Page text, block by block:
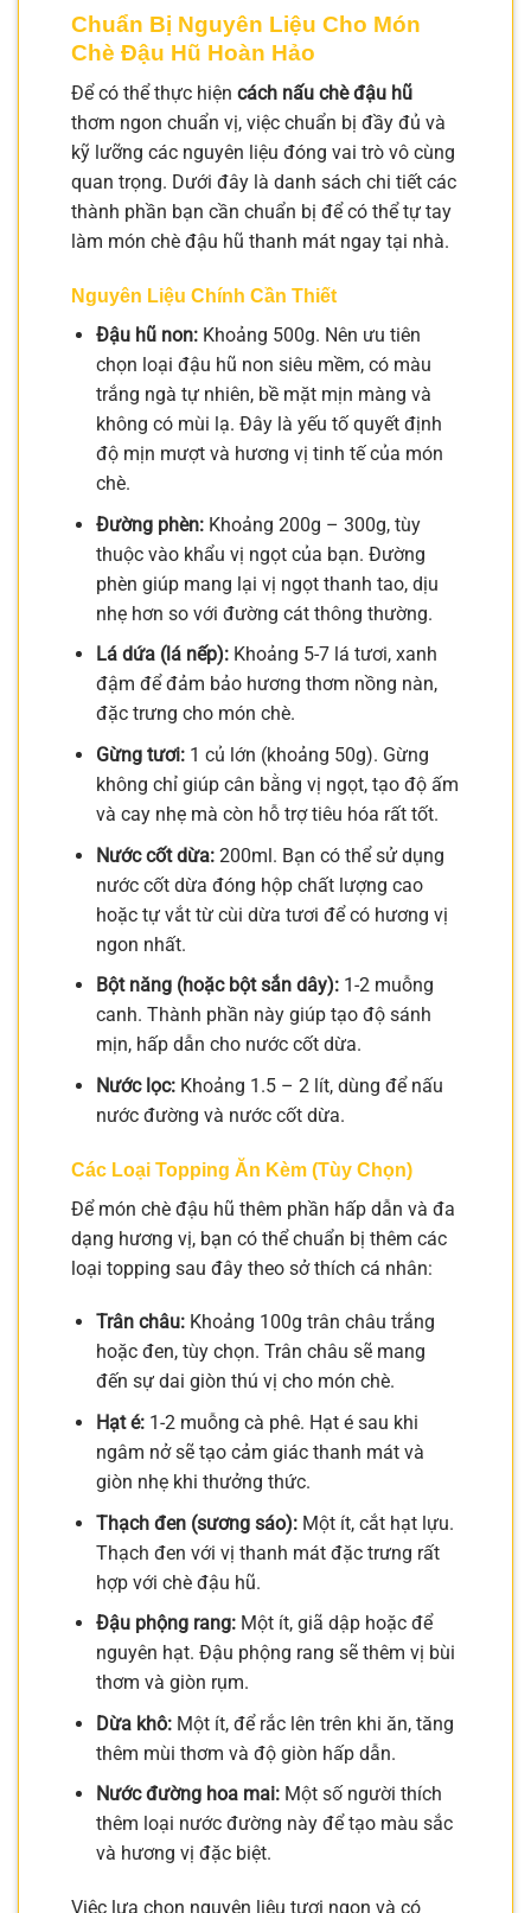
Chuẩn Bị Nguyên Liệu Cho Món
Chè Đậu Hũ Hoàn Hảo
Để có thể thực hiện cách nấu chè đậu hũ
thơm ngon chuẩn vị, việc chuẩn bị đầy đủ và
kỹ lưỡng các nguyên liệu đóng vai trò vô cùng
quan trọng. Dưới đây là danh sách chi tiết các
thành phần bạn cần chuẩn bị để có thể tự tay
làm món chè đậu hũ thanh mát ngay tại nhà.
Nguyên Liệu Chính Cần Thiết
Đậu hũ non:Khoảng 500g. Nên ưu tiên
chọn loại đậu hũ non siêu mềm, có màu
trắng ngà tự nhiên, bề mặt mịn màng và
không có mùi lạ. Đây là yếu tố quyết định
độ mịn mượt và hương vị tinh tế của món
chè.
Đường phèn:Khoảng 200g – 300g, tùy
thuộc vào khẩu vị ngọt của bạn. Đường
phèn giúp mang lại vị ngọt thanh tao, dịu
nhẹ hơn so với đường cát thông thường.
Lá dứa (lá nếp):Khoảng 5-7 lá tươi, xanh
đậm để đảm bảo hương thơm nồng nàn,
đặc trưng cho món chè.
Gừng tươi:1 củ lớn (khoảng 50g). Gừng
không chỉ giúp cân bằng vị ngọt, tạo độ ấm
và cay nhẹ mà còn hỗ trợ tiêu hóa rất tốt.
Nước cốt dừa:200ml. Bạn có thể sử dụng
nước cốt dừa đóng hộp chất lượng cao
hoặc tự vắt từ cùi dừa tươi để có hương vị
ngon nhất.
Bột năng (hoặc bột sắn dây):1-2 muỗng
canh. Thành phần này giúp tạo độ sánh
mịn, hấp dẫn cho nước cốt dừa.
Nước lọc:Khoảng 1.5 – 2 lít, dùng để nấu
nước đường và nước cốt dừa.
Các Loại Topping Ăn Kèm (Tùy Chọn)
Để món chè đậu hũ thêm phần hấp dẫn và đa
dạng hương vị, bạn có thể chuẩn bị thêm các
loại topping sau đây theo sở thích cá nhân:
Trân châu:Khoảng 100g trân châu trắng
hoặc đen, tùy chọn. Trân châu sẽ mang
đến sự dai giòn thú vị cho món chè.
Hạt é:1-2 muỗng cà phê. Hạt é sau khi
ngâm nở sẽ tạo cảm giác thanh mát và
giòn nhẹ khi thưởng thức.
Thạch đen (sương sáo):Một ít, cắt hạt lựu.
Thạch đen với vị thanh mát đặc trưng rất
hợp với chè đậu hũ.
Đậu phộng rang:Một ít, giã dập hoặc để
nguyên hạt. Đậu phộng rang sẽ thêm vị bùi
thơm và giòn rụm.
Dừa khô:Một ít, để rắc lên trên khi ăn, tăng
thêm mùi thơm và độ giòn hấp dẫn.
Nước đường hoa mai:Một số người thích
thêm loại nước đường này để tạo màu sắc
và hương vị đặc biệt.
Việc lựa chọn nguyên liệu tươi ngon và có